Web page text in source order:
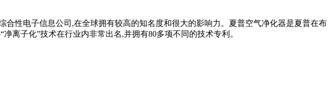
性电子信息公司,在全球拥有较高的知名度和很大的影响力。夏普空气净化器是夏普在布
子化”技术在行业内非常出名,并拥有80多项不同的技术专利。